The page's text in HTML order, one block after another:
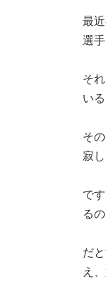
最
選
そ
い
そ
寂
で
る
だ
え